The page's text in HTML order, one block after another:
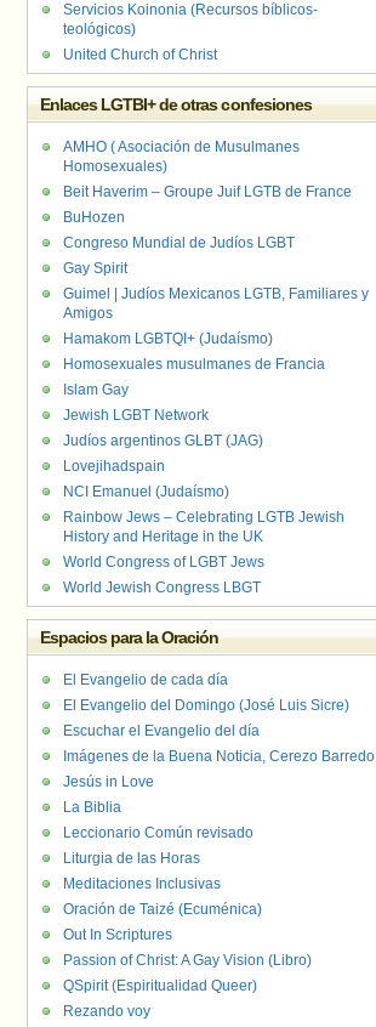
Servicios Koinonia (Recursos bíblicos-
teológicos)
United Church of Christ
Enlaces LGTBI+ de otras confesiones
AMHO ( Asociación de Musulmanes
Homosexuales)
Beit Haverim – Groupe Juif LGTB de France
BuHozen
Congreso Mundial de Judíos LGBT
Gay Spirit
Guimel | Judíos Mexicanos LGTB, Familiares y
Amigos
Hamakom LGBTQI+ (Judaísmo)
Homosexuales musulmanes de Francia
Islam Gay
Jewish LGBT Network
Judíos argentinos GLBT (JAG)
Lovejihadspain
NCI Emanuel (Judaísmo)
Rainbow Jews – Celebrating LGTB Jewish
History and Heritage in the UK
World Congress of LGBT Jews
World Jewish Congress LBGT
Espacios para la Oración
El Evangelio de cada día
El Evangelio del Domingo (José Luis Sicre)
Escuchar el Evangelio del día
Imágenes de la Buena Noticia, Cerezo Barredo
Jesús in Love
La Biblia
Leccionario Común revisado
Liturgia de las Horas
Meditaciones Inclusivas
Oración de Taizé (Ecuménica)
Out In Scriptures
Passion of Christ: A Gay Vision (Libro)
QSpirit (Espiritualidad Queer)
Rezando voy